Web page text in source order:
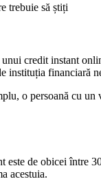
trebuie să știți
credit instant
instituția financiară
o persoană cu
este de obicei între
acestuia.